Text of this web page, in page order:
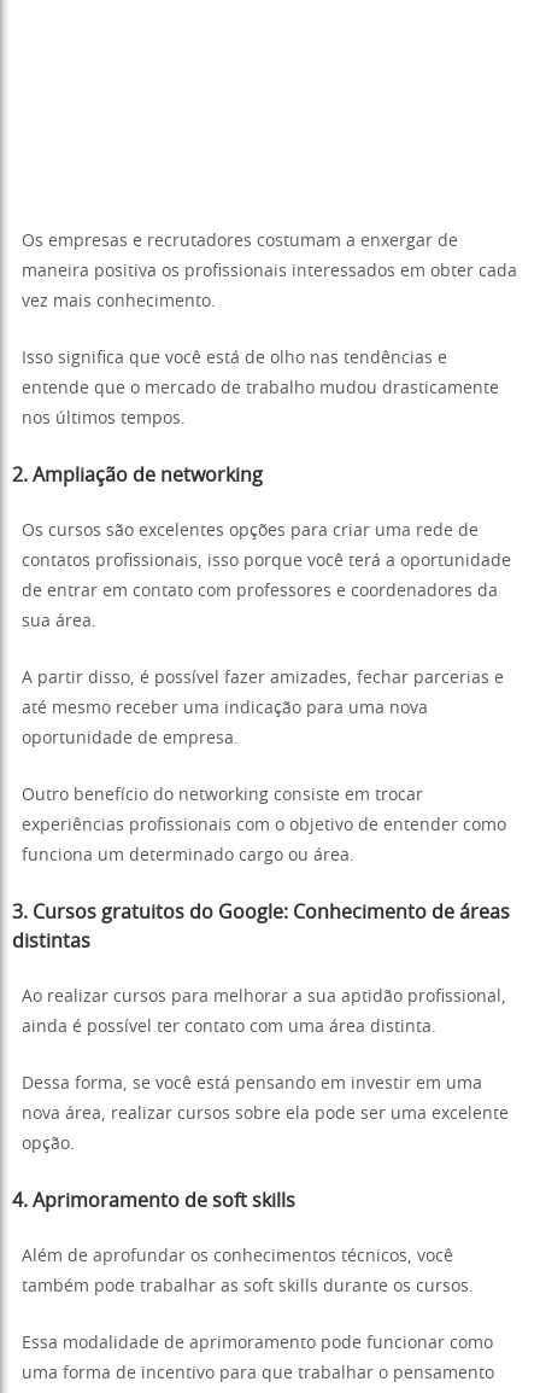
Os empresas e recrutadores costumam a enxergar de
maneira positiva os profissionais interessados em obter cada
vez mais conhecimento.
Isso significa que você está de olho nas tendências e
entende que o mercado de trabalho mudou drasticamente
nos últimos tempos.
2. Ampliação de networking
Os cursos são excelentes opções para criar uma rede de
contatos profissionais, isso porque você terá a oportunidade
de entrar em contato com professores e coordenadores da
sua área.
A partir disso, é possível fazer amizades, fechar parcerias e
até mesmo receber uma indicação para uma nova
oportunidade de empresa.
Outro benefício do networking consiste em trocar
experiências profissionais com o objetivo de entender como
funciona um determinado cargo ou área.
3. Cursos gratuitos do Google: Conhecimento de áreas
distintas
Ao realizar cursos para melhorar a sua aptidão profissional,
ainda é possível ter contato com uma área distinta.
Dessa forma, se você está pensando em investir em uma
nova área, realizar cursos sobre ela pode ser uma excelente
opção.
4. Aprimoramento de soft skills
Além de aprofundar os conhecimentos técnicos, você
também pode trabalhar as soft skills durante os cursos.
Essa modalidade de aprimoramento pode funcionar como
uma forma de incentivo para que trabalhar o pensamento